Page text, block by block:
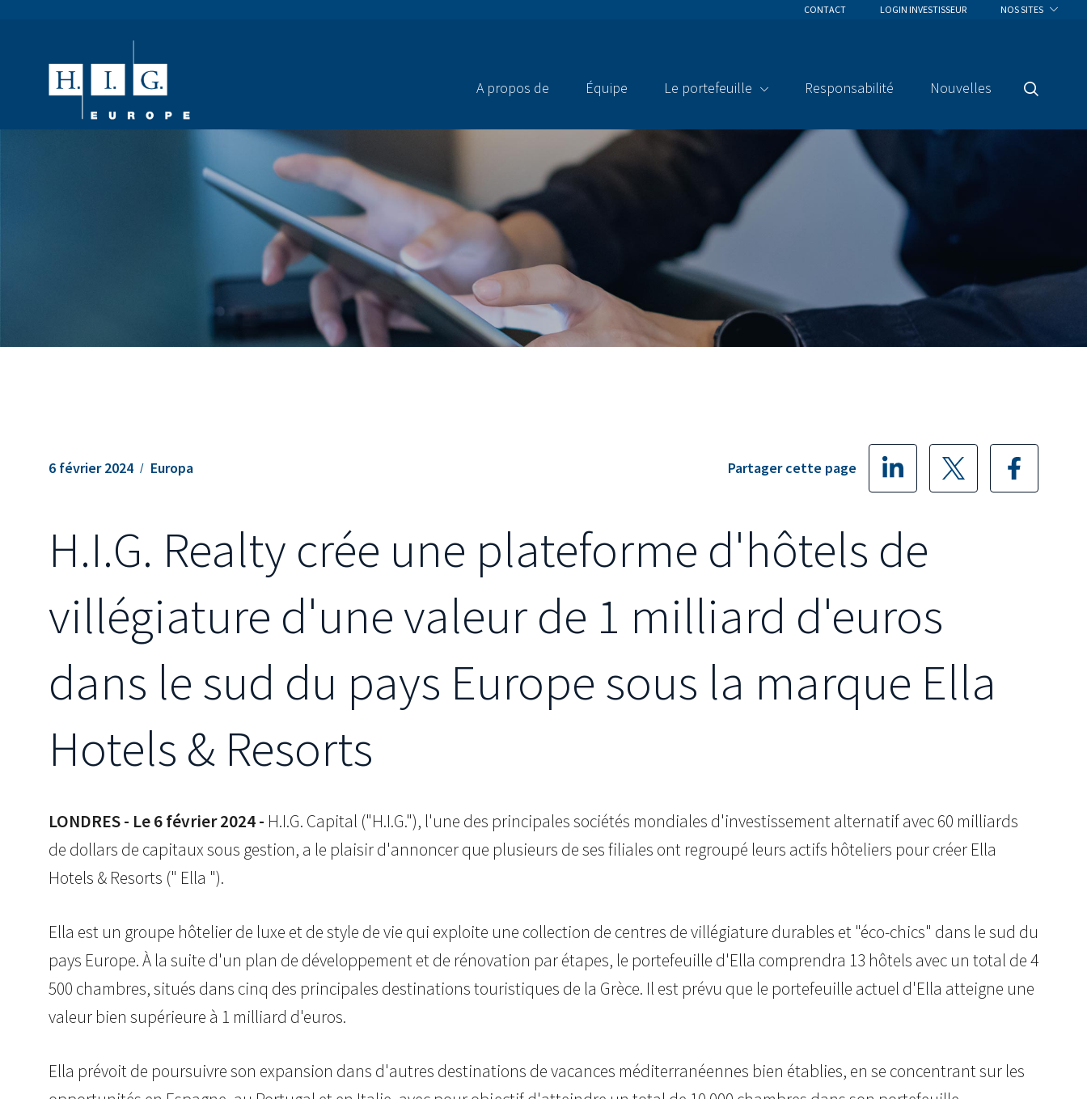
CONTACT LOGIN INVESTISSEUR NOS SITES
A propos de Équipe Le portefeuille Responsabilité Nouvelles
Recherche
6 février 2024 Europa Partager cette page
H.I.G. Realty crée une plateforme d'hôtels de
villégiature d'une valeur de 1 milliard d'euros
dans le sud du pays Europe sous la marque Ella
Hotels & Resorts
LONDRES - Le 6 février2024 - H.I.G. Capital ("H.I.G."), l'une des principales sociétés mondiales d'investissement alternatif avec 60 milliards
de dollars de capitaux sous gestion, a le plaisir d'annoncer que plusieurs de ses filiales ont regroupé leurs actifs hôteliers pour créer Ella
Hotels & Resorts (" Ella ").
Ella est un groupe hôtelier de luxe et de style de vie qui exploite une collection de centres de villégiature durables et "éco-chics" dans le sud du
pays Europe. À la suite d'un plan de développement et de rénovation par étapes, le portefeuille d'Ella comprendra 13 hôtels avec un total de 4
500 chambres, situés dans cinq des principales destinations touristiques de la Grèce. Il est prévu que le portefeuille actuel d'Ella atteigne une
valeur bien supérieure à 1 milliard d'euros.
Ella prévoit de poursuivre son expansion dans d'autres destinations de vacances méditerranéennes bien établies, en se concentrant sur les